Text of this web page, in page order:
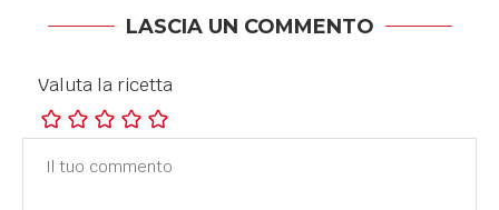
LASCIA UN COMMENTO
Valuta la ricetta